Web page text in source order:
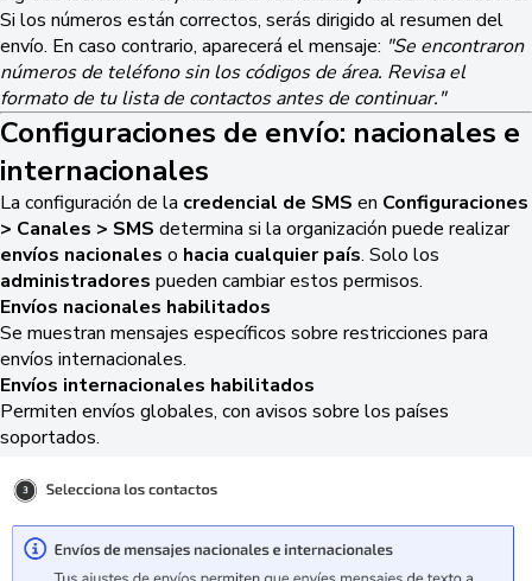
Si los números están correctos, serás dirigido al resumen del
envío. En caso contrario, aparecerá el mensaje: "Se encontraron
números de teléfono sin los códigos de área. Revisa el
formato de tu lista de contactos antes de continuar."
Configuraciones de envío: nacionales e
internacionales
La configuración de la credencial de SMS en Configuraciones
> Canales > SMS determina si la organización puede realizar
envíos nacionales o hacia cualquier país. Solo los
administradores pueden cambiar estos permisos.
Envíos nacionales habilitados
Se muestran mensajes específicos sobre restricciones para
envíos internacionales.
Envíos internacionales habilitados
Permiten envíos globales, con avisos sobre los países
soportados.